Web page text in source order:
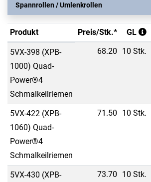
Spannrollen / Umlenkrollen
Produkt Preis/Stk.* GL
5VX-398 (XPB-
1000) Quad-
Power®4
Schmalkeilriemen
68.20 10 Stk.
5VX-422 (XPB-
1060) Quad-
Power®4
Schmalkeilriemen
71.50 10 Stk.
5VX-430 (XPB-
73.70 10 Stk.